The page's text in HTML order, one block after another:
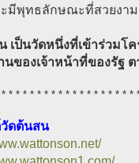
มีพุทธลักษณะที่สวยงา
เป็นวัดหนึ่งที่เข้าร่วมโ
นของเจ้าหน้าที่ของรัฐ
* * * * * * * * * * * * * * * * * *
วัดต้นสน